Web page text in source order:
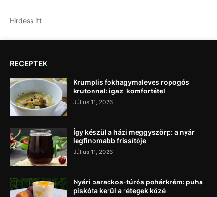
Hirdess itt
RECEPTEK
Krumplis fokhagymaleves ropogós
krutonnal: igazi komfortétel
Július 11, 2026
Így készül a házi meggyszörp: a nyár
legfinomabb frissítője
Július 11, 2026
Nyári barackos-túrós pohárkrém: puha
piskóta kerül a rétegek közé